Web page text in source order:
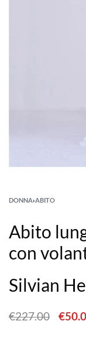
DONNA›ABITO
Abito
con
Silvian
€227.00 €